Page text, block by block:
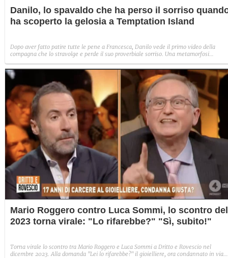
Danilo, lo spavaldo che ha perso il sorriso
ha scoperto la gelosia a Temptation Island
Dopo aver fatto patire tutte le pene a Francesca, Danilo vede il primo video della
compagna che lo stravolge e perde il suo proverbiale sorriso. Una metamorfosi
Mario Roggero contro Luca Sommi, lo scontro del
2023 torna virale: "Lo rifarebbe?" "Sì, subito!"
Torna virale lo scontro tra Mario Roggero e Luca Sommi a Dritto e Rovescio nel
dicembre 2023. Alla domanda "Lei lo rifarebbe?" il gioielliere, ora condannato in via